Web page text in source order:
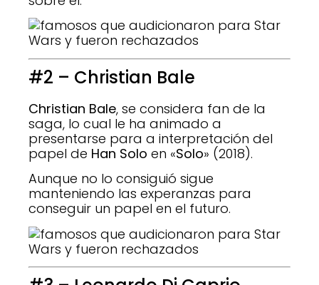
#2 – Christian Bale
Christian Bale, se considera fan de la
saga, lo cual le ha animado a
presentarse para a interpretación del
papel de Han Solo en «Solo» (2018).
Aunque no lo consiguió sigue
manteniendo las experanzas para
conseguir un papel en el futuro.